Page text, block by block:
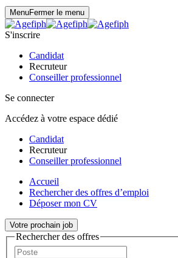
MenuFermer le menu
S'inscrire
Candidat
Recruteur
Conseiller professionnel
Se connecter
Accédez à votre espace dédié
Candidat
Recruteur
Conseiller professionnel
Accueil
Rechercher des offres d’emploi
Déposer mon CV
Votre prochain job
Rechercher des offres